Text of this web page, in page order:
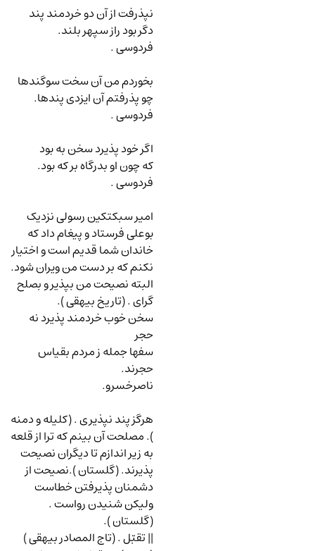
نپذرفت از آن دو خردمند پند
دگر بود راز سپهر بلند.
فردوسی .
بخوردم من آن سخت سوگندها
چو پذرفتم آن ایزدی پندها.
فردوسی .
اگر خود پذیرد سخن به بود
که چون او بدرگاه بر که بود.
فردوسی .
امیر سبکتکین رسولی نزدیک
بوعلی فرستاد و پیغام داد که
خاندان شما قدیم است و اختیار
نکنم که بر دست من ویران شود.
البته نصیحت من بپذیر و بصلح
گرای . (تاریخ بیهقی ).
سخن خوب خردمند پذیرد نه
حجر
سفها جمله ز مردم بقیاس
حجرند.
ناصرخسرو.
هرگز پند نپذیری . (کلیله و دمنه
). مصلحت آن بینم که ترا از قلعه
به زیر اندازم تا دیگران نصیحت
پذیرند. (گلستان ).نصیحت از
دشمنان پذیرفتن خطاست
ولیکن شنیدن رواست .
(گلستان ).
|| تقبّل . (تاج المصادر بیهقی )